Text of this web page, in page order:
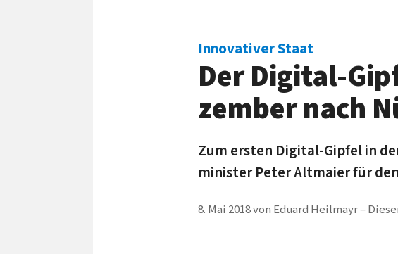
Innovativer Staat
Der Digital-
zem­ber nach
Zum ersten Digital-Gipfel in
minister Peter Alt­maier für
8. Mai 2018von Eduard Heilmayr